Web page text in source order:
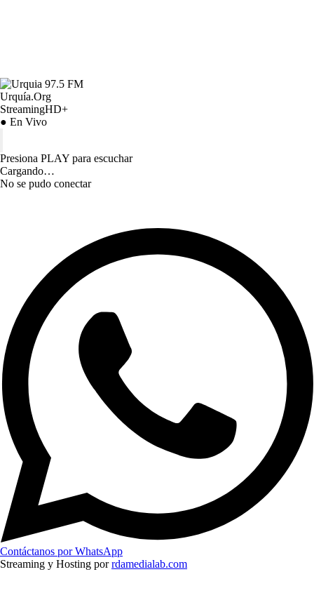
Urquía.Org
StreamingHD+
● En Vivo
Presiona PLAY para escuchar
Cargando…
No se pudo conectar
Contáctanos por WhatsApp
Streaming y Hosting porrdamedialab.com